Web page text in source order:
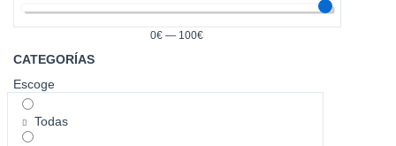
0€ — 100€
CATEGORÍAS
Escoge
Todas